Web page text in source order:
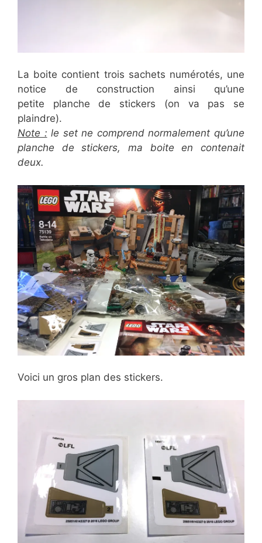
La boite contient trois sachets numérotés, une
notice de construction ainsi qu’une
petite planche de stickers (on va pas se
plaindre).
Note : le set ne comprend normalement qu’une
planche de stickers, ma boite en contenait
deux.
Voici un gros plan des stickers.